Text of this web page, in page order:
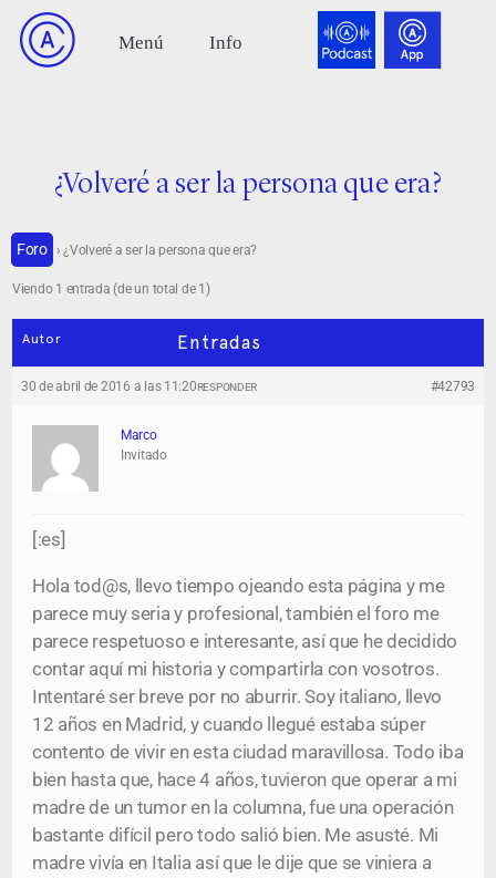
¿Volveré a ser la persona que era?
Foro › ¿Volveré a ser la persona que era?
Viendo 1 entrada (de un total de 1)
Autor Entradas
30 de abril de 2016 a las 11:20 #42793
RESPONDER
Marco
Invitado
[:es]
Hola tod@s, llevo tiempo ojeando esta página y me
parece muy seria y profesional, también el foro me
parece respetuoso e interesante, así que he decidido
contar aquí mi historia y compartirla con vosotros.
Intentaré ser breve por no aburrir. Soy italiano, llevo
12 años en Madrid, y cuando llegué estaba súper
contento de vivir en esta ciudad maravillosa. Todo iba
bien hasta que, hace 4 años, tuvieron que operar a mi
madre de un tumor en la columna, fue una operación
bastante difícil pero todo salió bien. Me asusté. Mi
madre vivía en Italia así que le dije que se viniera a